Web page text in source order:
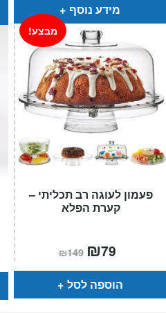
מידע נוסף
פעמון לעוגה רב תכליתי –
קערת הפלא
מבצע!
₪149 המחיר
המקורי
היה:
₪149.
₪79
הוא:
הוספה לסל